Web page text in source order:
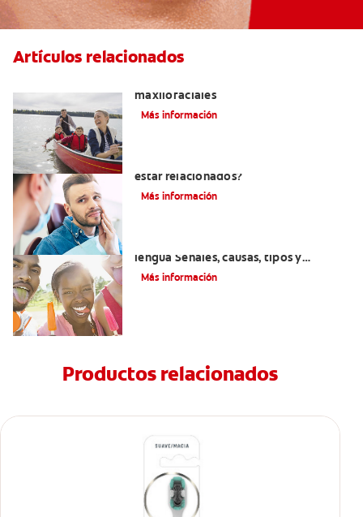
Artículos relacionados
maxilofaciales
Más información
estar relacionados?
Más información
lengua Señales, causas, tipos y
tratamiento
Más información
Productos relacionados